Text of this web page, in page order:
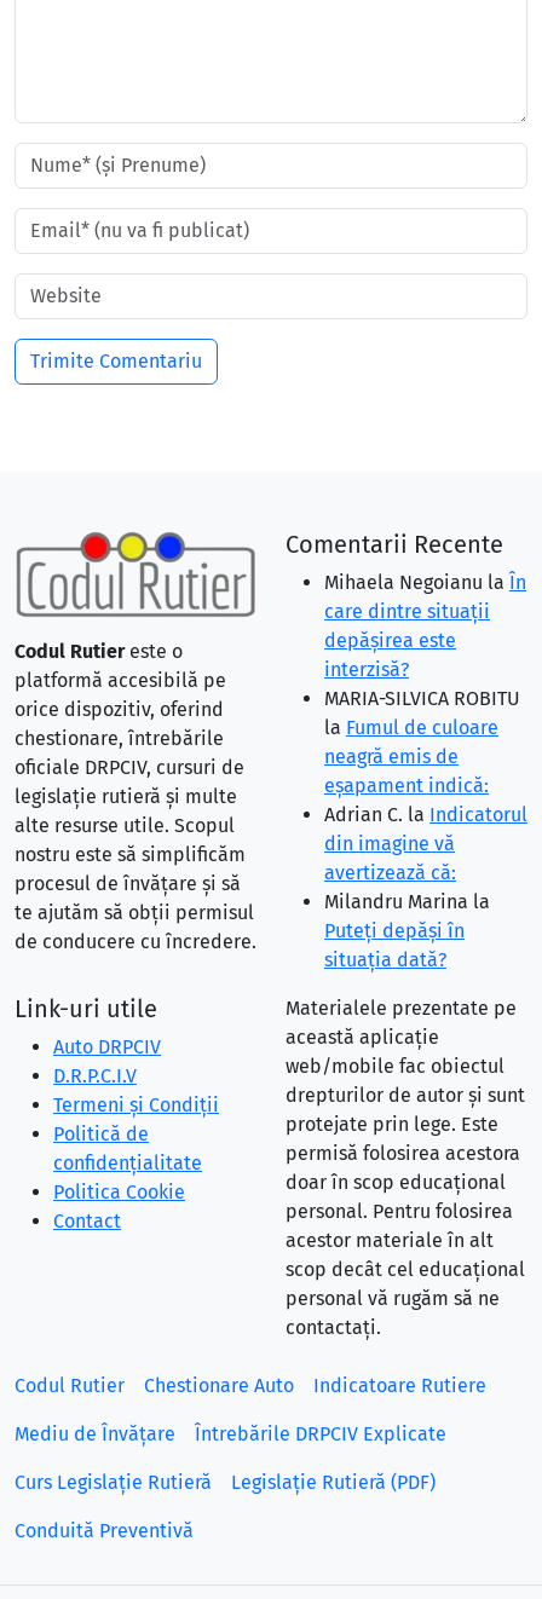
Codul Rutiereste o
platformă accesibilă pe
orice dispozitiv, oferind
chestionare, întrebările
oficiale DRPCIV, cursuri de
legislație rutieră și multe
alte resurse utile. Scopul
nostru este să simplificăm
procesul de învățare și să
te ajutăm să obții permisul
de conducere cu încredere.
Comentarii Recente
Mihaela Negoianu la În
care dintre situaţii
depăşirea este
interzisă?
MARIA-SILVICA ROBITU
la Fumul de culoare
neagră emis de
eşapament indică:
Adrian C. la Indicatorul
din imagine vă
avertizează că:
Milandru Marina la
Puteţi depăşi în
situaţia dată?
Link-uri utile
Auto DRPCIV
D.R.P.C.I.V
Termeni și Condiții
Politică de
confidențialitate
Politica Cookie
Contact
Materialele prezentate pe
această aplicație
web/mobile fac obiectul
drepturilor de autor și sunt
protejate prin lege. Este
permisă folosirea acestora
doar în scop educațional
personal. Pentru folosirea
acestor materiale în alt
scop decât cel educațional
personal vă rugăm să ne
contactați.
Codul Rutier Chestionare Auto Indicatoare Rutiere
Mediu de Învățare Întrebările DRPCIV Explicate
Curs Legislație Rutieră Legislație Rutieră (PDF)
Conduită Preventivă